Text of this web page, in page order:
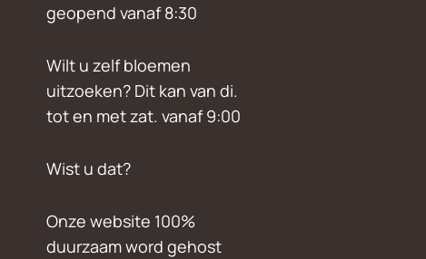
geopend vanaf 8:30
Wilt u zelf bloemen
uitzoeken? Dit kan van di.
tot en met zat. vanaf 9:00
Wist u dat?
Onze website 100%
duurzaam word gehost